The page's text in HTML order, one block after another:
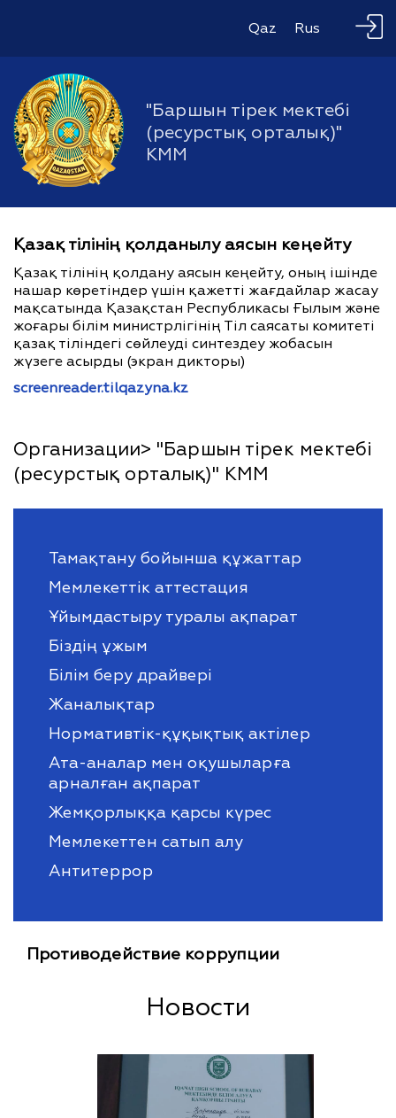
Qaz Rus
"Баршын тірек мектебі
(ресурстық орталық)"
КММ
Қазақ тілінің қолданылу аясын кеңейту
Қазақ тілінің қолдану аясын кеңейту, оның ішінде
нашар көретіндер үшін қажетті жағдайлар жасау
мақсатында Қазақстан Республикасы Ғылым және
жоғары білім министрлігінің Тіл саясаты комитеті
қазақ тіліндегі сөйлеуді синтездеу жобасын
жүзеге асырды (экран дикторы)
screenreader.tilqazyna.kz
Организации> "Баршын тірек мектебі
(ресурстық орталық)" КММ
Тамақтану бойынша құжаттар
Мемлекеттік аттестация
Ұйымдастыру туралы ақпарат
Біздің ұжым
Білім беру драйвері
Жаналықтар
Нормативтік-құқықтық актілер
Ата-аналар мен оқушыларға
арналған ақпарат
Жемқорлыққа қарсы күрес
Мемлекеттен сатып алу
Антитеррор
Противодействие коррупции
Новости